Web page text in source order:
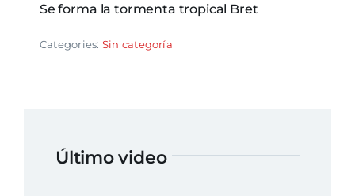
Se forma la tormenta tropical Bret
Categories: Sin categoría
Último video